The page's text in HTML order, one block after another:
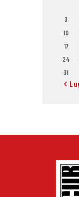
3
10
17
24
31
«